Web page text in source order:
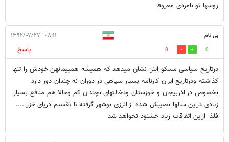
روسها تو نامردی معروفا
بی نام ۰۸:۱۱ - ۱۳۹۲/۰۷/۲۷
0
0
پاسخ
درتاریخ سیاسی مسکو اینرا نشان میدهد که همیشه همپیمانهن خودش را تنها
کذاشته ودرتاریخ ایران کارنامه بسیار سیاهی در دوران نه چندان دور دارد
بخصوص در اذربیجان و خوزستان ودخالتهای نچندان کم وحالا هم منافع بسیار
زیادی دراین سالها نصیبش شده از انرزی بوشهر گرفته تا تقسیم دریای خزر ....
فلذا ازاین اتفاقات زیاد خشنود نخواهد شد